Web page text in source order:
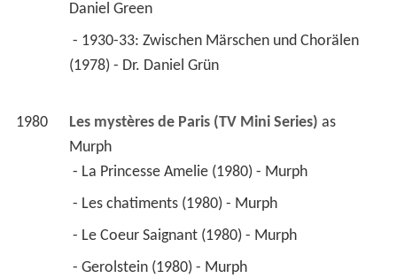
Daniel Green
(1978) - Dr. Daniel Grün
1980 Les mystères de Paris (TV Mini Series)
as
Murph
- La Princesse Amelie (1980) - Murph
- Les chatiments (1980) - Murph
- Le Coeur Saignant (1980) - Murph
- Gerolstein (1980) - Murph